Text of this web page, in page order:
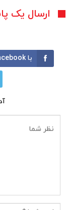
ارسال یک
با Facebook وارد شوید